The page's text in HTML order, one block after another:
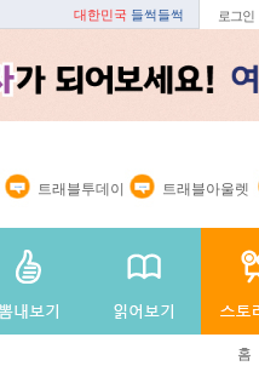
대한민국 들썩들썩 로그인
트래블투데이 트래블아울렛
홈